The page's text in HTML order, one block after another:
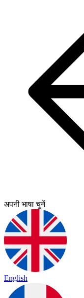
अपनी भाषा चुनें
English